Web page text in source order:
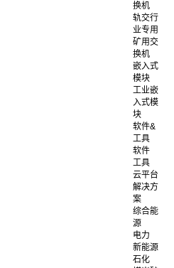
换机
轨交行
业专用
矿用交
换机
嵌入式
模块
工业嵌
入式模
块
软件&
工具
软件
工具
云平台
解决方
案
综合能
源
电力
新能源
石化